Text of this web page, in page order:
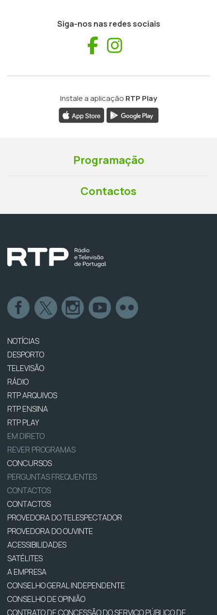
Siga-nos nas redes sociais
Facebook
Instale a aplicação RTP Play
Programação
Contactos
NOTÍCIAS
DESPORTO
TELEVISÃO
RÁDIO
RTP ARQUIVOS
RTP ENSINA
RTP PLAY
EM DIRETO
REVER PROGRAMAS
CONCURSOS
PERGUNTAS FREQUENTES
CONTACTOS
CONTACTOS
PROVEDORA DO TELESPECTADOR
PROVEDORA DO OUVINTE
ACESSIBILIDADES
SATÉLITES
A EMPRESA
CONSELHO GERAL INDEPENDENTE
CONSELHO DE OPINIÃO
CONTRATO DE CONCESSÃO DO SERVIÇO PÚBLICO DE